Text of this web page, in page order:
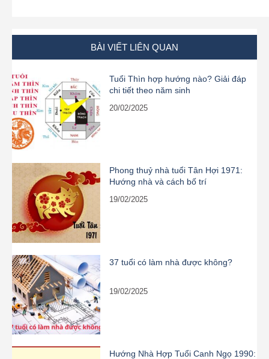
BÀI VIẾT LIÊN QUAN
Tuổi Thìn hợp hướng nào? Giải đáp
chi tiết theo năm sinh
20/02/2025
Phong thuỷ nhà tuổi Tân Hợi 1971:
Hướng nhà và cách bố trí
19/02/2025
37 tuổi có làm nhà được không?
19/02/2025
Hướng Nhà Hợp Tuổi Canh Ngọ 1990: